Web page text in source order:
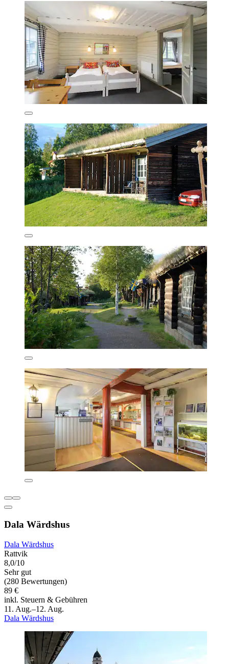
Dala Wärdshus
Dala Wärdshus
Rattvik
8,0/10
Sehr gut
(280 Bewertungen)
89 €
inkl. Steuern & Gebühren
11. Aug.–12. Aug.
Dala Wärdshus